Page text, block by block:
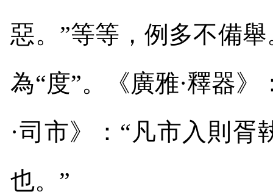
惡。”等等，例多不備
為“度”。《廣雅·釋器
·司市》：“凡市入則胥
也。”